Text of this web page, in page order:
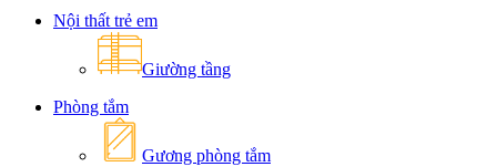
Nội thất trẻ em
Giường tầng
Phòng tắm
Gương phòng tắm